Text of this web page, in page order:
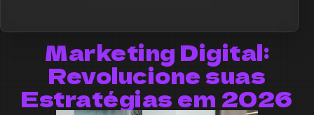
Marketing Digital:
Revolucione suas
Estratégias em 2026